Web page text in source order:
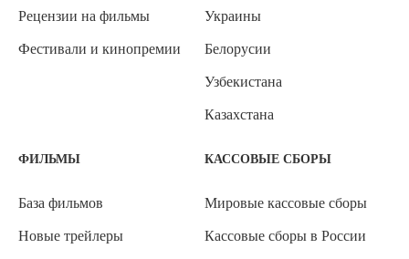
Рецензии на фильмы
Фестивали и кинопремии
Украины
Белорусии
Узбекистана
Казахстана
ФИЛЬМЫ
База фильмов
Новые трейлеры
КАССОВЫЕ СБОРЫ
Мировые кассовые сборы
Кассовые сборы в России